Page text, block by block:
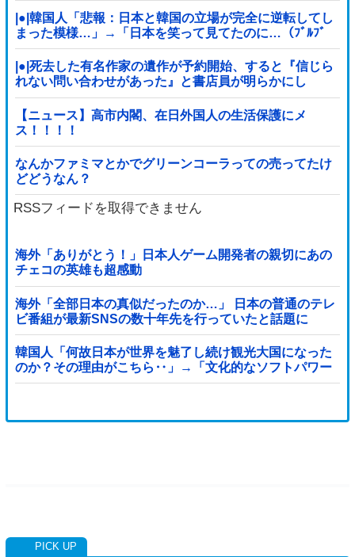
|●|韓国人「悲報：日本と韓国の立場が完全に逆転してし
まった模様…」→「日本を笑って見てたのに…（ﾌﾞﾙﾌﾞ
ﾙ」＝韓国の反応
|●|死去した有名作家の遺作が予約開始、すると『信じら
れない問い合わせがあった』と書店員が明らかにし
て……
【ニュース】高市内閣、在日外国人の生活保護にメ
ス！！！！
なんかファミマとかでグリーンコーラっての売ってたけ
どどうなん？
RSSフィードを取得できません
海外「ありがとう！」日本人ゲーム開発者の親切にあの
チェコの英雄も超感動
海外「全部日本の真似だったのか…」 日本の普通のテレ
ビ番組が最新SNSの数十年先を行っていたと話題に
韓国人「何故日本が世界を魅了し続け観光大国になった
のか？その理由がこちら‥」→「文化的なソフトパワー
が凄い」